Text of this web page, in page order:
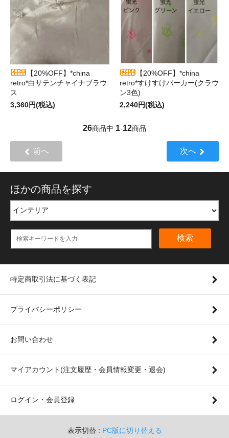
【20%OFF】*china
retro*白サテンチャイナブラウ
ス
3,360円(税込)
【20%OFF】*china
retro*すけすけパーカー(クラウ
ン3色)
2,240円(税込)
26商品中 1-12商品
前へ 次へ
ほかの商品を探す
検索
特定商取引法に基づく表記
プライバシーポリシー
お問い合わせ
マイアカウント(注文履歴・会員情報変更・退会)
ログイン・会員登録
表示切替 : PC版に切り替える